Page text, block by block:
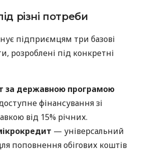
різні потреби
підприємцям три базові
розроблені під конкретні
за державною програмою
фінансування зі
від 15% річних.
— універсальний
поповнення обігових коштів